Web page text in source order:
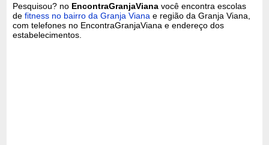
Pesquisou? no EncontraGranjaViana você encontra escolas
defitness no bairro da Granja Viana e região da Granja Viana,
com telefones no EncontraGranjaViana e endereço dos
estabelecimentos.